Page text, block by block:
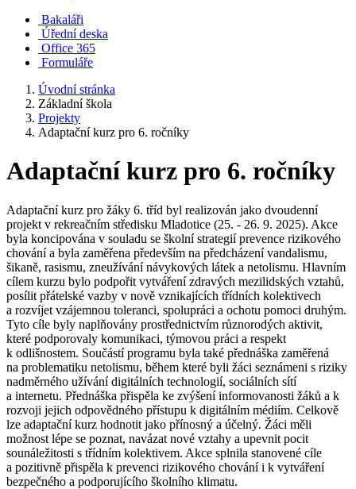
Bakaláři
Úřední deska
Office 365
Formuláře
Úvodní stránka
Základní škola
Projekty
Adaptační kurz pro 6. ročníky
Adaptační kurz pro 6. ročníky
Adaptační kurz pro žáky 6. tříd byl realizován jako dvoudenní
projekt v rekreačním středisku Mladotice (25. - 26. 9. 2025). Akce
byla koncipována v souladu se školní strategií prevence rizikového
chování a byla zaměřena především na předcházení vandalismu,
šikaně, rasismu, zneužívání návykových látek a netolismu. Hlavním
cílem kurzu bylo podpořit vytváření zdravých mezilidských vztahů,
posílit přátelské vazby v nově vznikajících třídních kolektivech
a rozvíjet vzájemnou toleranci, spolupráci a ochotu pomoci druhým.
Tyto cíle byly naplňovány prostřednictvím různorodých aktivit,
které podporovaly komunikaci, týmovou práci a respekt
k odlišnostem. Součástí programu byla také přednáška zaměřená
na problematiku netolismu, během které byli žáci seznámeni s riziky
nadměrného užívání digitálních technologií, sociálních sítí
a internetu. Přednáška přispěla ke zvýšení informovanosti žáků a k
rozvoji jejich odpovědného přístupu k digitálním médiím. Celkově
lze adaptační kurz hodnotit jako přínosný a účelný. Žáci měli
možnost lépe se poznat, navázat nové vztahy a upevnit pocit
sounáležitosti s třídním kolektivem. Akce splnila stanovené cíle
a pozitivně přispěla k prevenci rizikového chování i k vytváření
bezpečného a podporujícího školního klimatu.